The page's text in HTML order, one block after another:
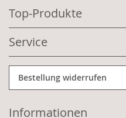
Top-Produkte
Service
Bestellung widerrufen
Informationen